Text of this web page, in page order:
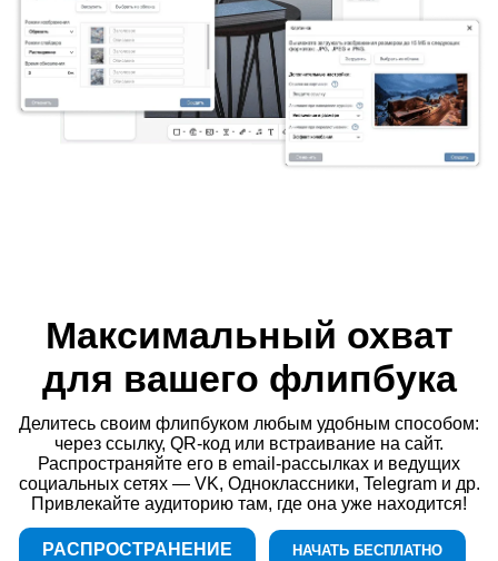
Максимальный охват
для вашего флипбука
Делитесь своим флипбуком любым удобным способом:
через ссылку, QR-код или встраивание на сайт.
Распространяйте его в email-рассылках и ведущих
социальных сетях — VK, Одноклассники, Telegram и др.
Привлекайте аудиторию там, где она уже находится!
РАСПРОСТРАНЕНИЕ НАЧАТЬ БЕСПЛАТНО